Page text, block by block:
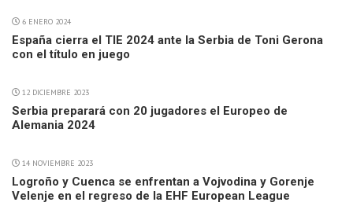
6 ENERO 2024
España cierra el TIE 2024 ante la Serbia de Toni Gerona
con el título en juego
12 DICIEMBRE 2023
Serbia preparará con 20 jugadores el Europeo de
Alemania 2024
14 NOVIEMBRE 2023
Logroño y Cuenca se enfrentan a Vojvodina y Gorenje
Velenje en el regreso de la EHF European League